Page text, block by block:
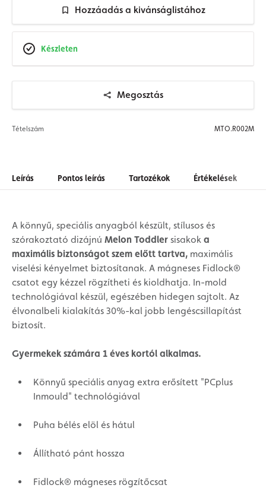
Hozzáadás a kivánságlistához
Készleten
Megosztás
Tételszám MTO.R002M
Leírás Pontos leírás Tartozékok Értékelések
A könnyű, speciális anyagból készült, stílusos és
szórakoztató dizájnú Melon Toddler sisakok a
maximális biztonságot szem előtt tartva, maximális
viselési kényelmet biztosítanak. A mágneses Fidlock®
csatot egy kézzel rögzítheti és kioldhatja. In-mold
technológiával készül, egészében hidegen sajtolt. Az
élvonalbeli kialakítás 30%-kal jobb lengéscsillapítást
biztosít.
Gyermekek számára 1 éves kortól alkalmas.
Könnyű speciális anyag extra erősített "PCplus
Inmould" technológiával
Puha bélés elöl és hátul
Állítható pánt hossza
Fidlock® mágneses rögzítőcsat